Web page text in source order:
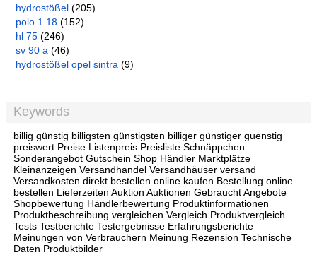
hydrostößel (205)
polo 1 18 (152)
hl 75 (246)
sv 90 a (46)
hydrostößel opel sintra (9)
Keywords
billig günstig billigsten günstigsten billiger günstiger guenstig
preiswert Preise Listenpreis Preisliste Schnäppchen
Sonderangebot Gutschein Shop Händler Marktplätze
Kleinanzeigen Versandhandel Versandhäuser versand
Versandkosten direkt bestellen online kaufen Bestellung online
bestellen Lieferzeiten Auktion Auktionen Gebraucht Angebote
Shopbewertung Händlerbewertung Produktinformationen
Produktbeschreibung vergleichen Vergleich Produktvergleich
Tests Testberichte Testergebnisse Erfahrungsberichte
Meinungen von Verbrauchern Meinung Rezension Technische
Daten Produktbilder